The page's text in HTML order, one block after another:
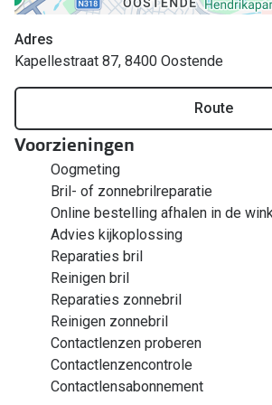
Bril online kopen in maar 4 stappen
Soorten brillenglazen
Nachtbril
Alles over brillen
Adres
Kapellestraat 87, 8400 Oostende
Route
Voorzieningen
Oogmeting
Bril- of zonnebrilreparatie
Online bestelling afhalen in de
Advies kijkoplossing
Reparaties bril
Reinigen bril
Reparaties zonnebril
Reinigen zonnebril
Contactlenzen proberen
Contactlenzencontrole
Contactlensabonnement